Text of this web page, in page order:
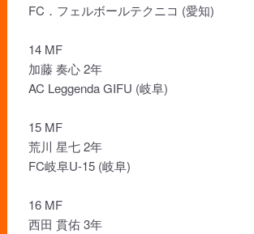
FC．フェルボールテクニコ (愛知)
14 MF
加藤 奏心 2年
AC Leggenda GIFU (岐阜)
15 MF
荒川 星七 2年
FC岐阜U-15 (岐阜)
16 MF
西田 貫佑 3年